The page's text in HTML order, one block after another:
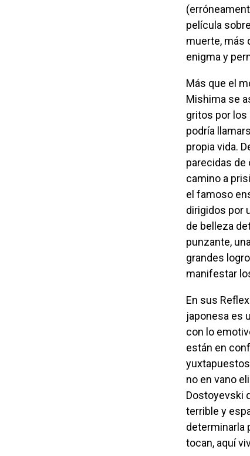
película
muerte, más
enigma y
Más que el momento mismo del zeppuku, a mí me obsesiona el momento en que
Mishima se
gritos por los
podría
propia vida.
parecidas de
camino a
el famoso
dirigidos por
de belleza
punzante,
grandes
manifestar
En sus Reflexiones sobre la muerte de Mishima, Henry Miller señala que la tradición
japonesa es
con lo
están en
no en vano
Dostoyevski
terrible y
determinarla
tocan, aquí